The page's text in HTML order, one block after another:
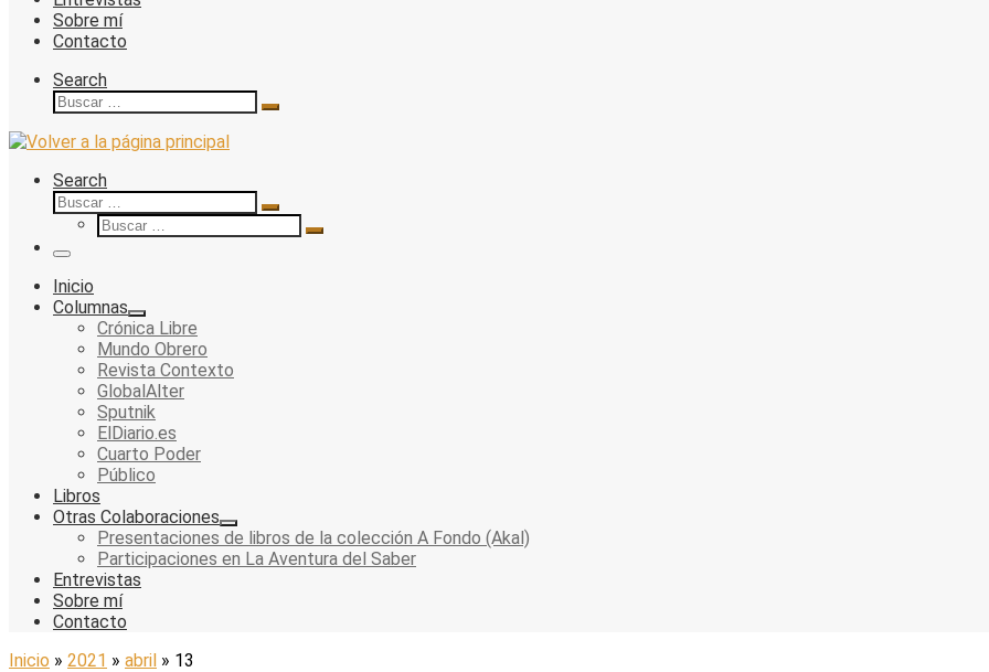
Sobre mí
Contacto
Search
Buscar
Buscar
Search
Buscar
Buscar
…
Buscar
Buscar
Menu
Inicio
Columnas
Crónica Libre
Mundo Obrero
Revista Contexto
GlobalAlter
Sputnik
ElDiario.es
Cuarto Poder
Público
Libros
Otras Colaboraciones
Presentaciones de libros de la colección A Fondo (Akal)
Participaciones en La Aventura del Saber
Entrevistas
Sobre mí
Contacto
Inicio » 2021 » abril » 13